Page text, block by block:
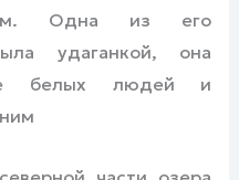
Одна из его
удаганкой, она
белых людей и